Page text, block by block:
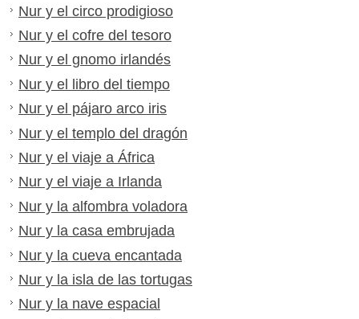
Nur y el circo prodigioso
Nur y el cofre del tesoro
Nur y el gnomo irlandés
Nur y el libro del tiempo
Nur y el pájaro arco iris
Nur y el templo del dragón
Nur y el viaje a África
Nur y el viaje a Irlanda
Nur y la alfombra voladora
Nur y la casa embrujada
Nur y la cueva encantada
Nur y la isla de las tortugas
Nur y la nave espacial